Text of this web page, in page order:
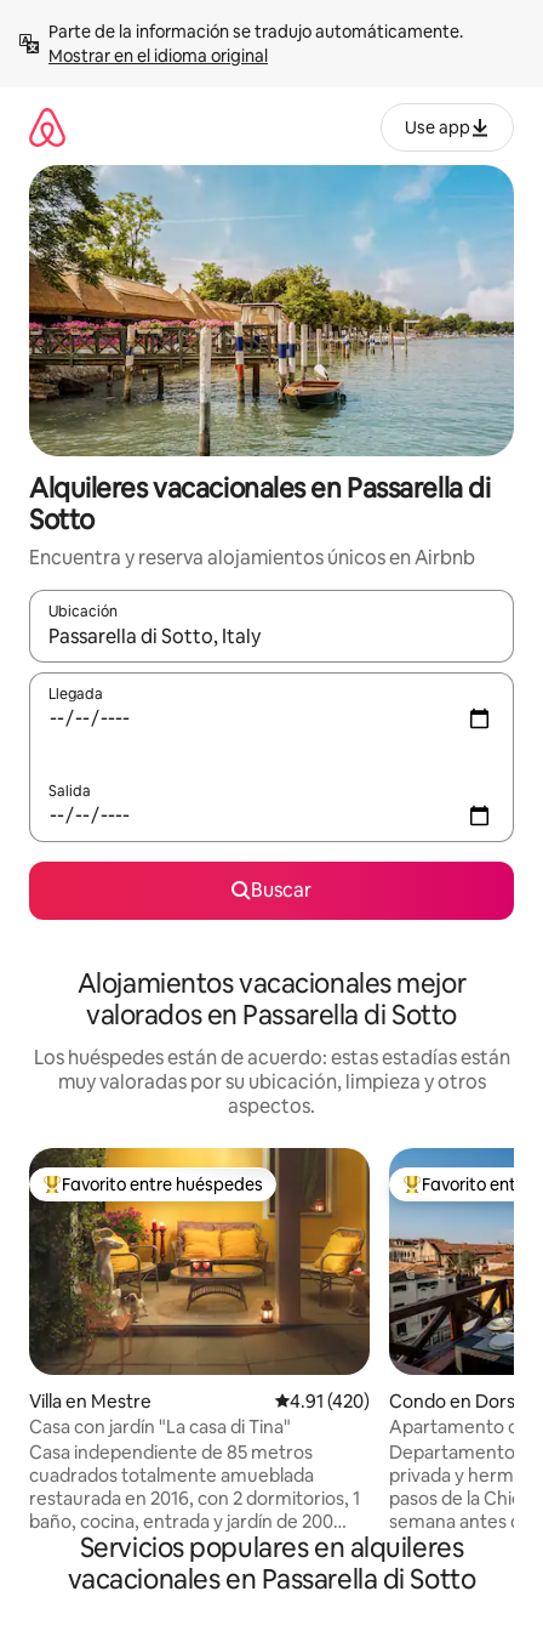
contenidoMostrar en el idioma original
Use app
Alquileres vacacionales en Passarella di
Sotto
Encuentra y reserva alojamientos únicos en Airbnb
Ubicación
Cuando los resultados estén disponibles, navega con las
Llegada
Salida
Buscar
Alojamientos vacacionales mejor
valorados en Passarella di Sotto
Los huéspedes están de acuerdo: estas estadías están
muy valoradas por su ubicación, limpieza y otros
aspectos.
Favorito entre huéspedes preferido
Favorito entre huéspedes
Villa en Mestre Calificación promedio: 4.91 de
4.91 (420)
Casa con jardín "La casa di Tina"
Casa independiente de 85 metros
cuadrados totalmente amueblada
restaurada en 2016, con 2 dormitorios, 1
baño, cocina, entrada y jardín de 200
metros cuadrados para uso exclusivo de
los huéspedes y sus mascotas. Porche
con muebles de exterior.
Favorito entre
Favorito entre
Condo en
Apartamento de
Departamento
privada y
pasos de la Chiesa
semana antes de
que proporciones
huésped, junto
de limpieza (50 €
Servicios populares en alquileres
vacacionales en Passarella di Sotto